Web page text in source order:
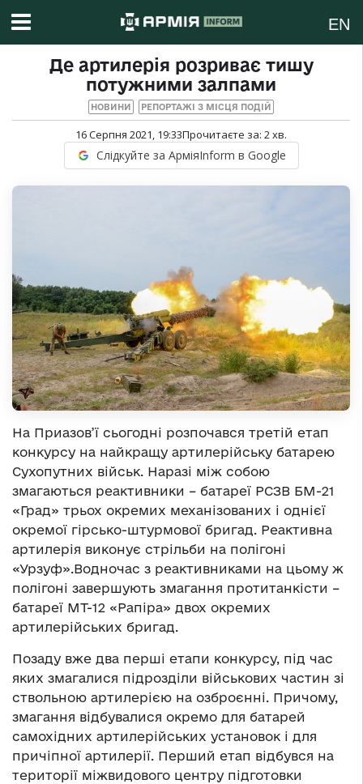
EN
Де артилерія розриває тишу
потужними залпами
НОВИНИ РЕПОРТАЖІ З МІСЦЯ ПОДІЙ
16 Серпня 2021, 19:33Прочитаєте за: 2хв.
Слідкуйте за АрміяInform в Google
На Приазов’ї сьогодні розпочався третій етап
конкурсу на найкращу артилерійську батарею
Сухопутних військ. Наразі між собою
змагаються реактивники – батареї РСЗВ БМ-21
«Град» трьох окремих механізованих і однієї
окремої гірсько-штурмової бригад. Реактивна
артилерія виконує стрільби на полігоні
«Урзуф».Водночас з реактивниками на цьому ж
полігоні завершують змагання протитанкісти –
батареї МТ-12 «Рапіра» двох окремих
артилерійських бригад.
Позаду вже два перші етапи конкурсу, під час
яких змагалися підрозділи військових частин зі
ствольною артилерією на озброєнні. Причому,
змагання відбувалися окремо для батарей
самохідних артилерійських установок і для
причіпної артилерії. Перший етап відбувся на
території міжвидового центру підготовки